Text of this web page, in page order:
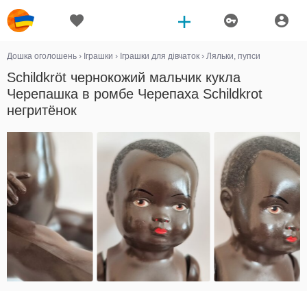
Дошка оголошень › Іграшки › Іграшки для дівчаток › Ляльки, пупси
Schildkröt чернокожий мальчик кукла
Черепашка в ромбе Черепаха Schildkrot
негритёнок